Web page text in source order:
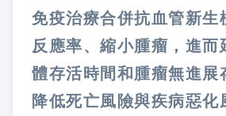
免疫治療合併抗血管新生
反應率、縮小腫瘤，進而
體存活時間和腫瘤無進展
降低死亡風險與疾病惡化